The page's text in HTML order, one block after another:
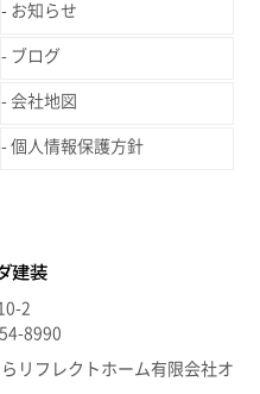
お知らせ
ブログ
会社地図
個人情報保護方針
2
8990
リフレクトホーム有限会社オ